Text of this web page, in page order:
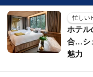
忙しい
ホテル
合…シ
魅力